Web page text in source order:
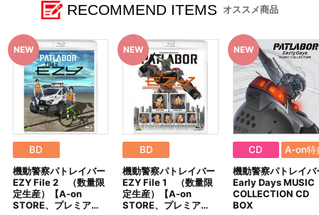
DISC 7: 1999・PATLABOR THE MOVIE SOUND RENWAL
／3. 暴走事件 1999 VERSION／4. 虚影の街Ⅰ 1999 VERSION／5.
HOS 1999 REMIX／6. 虚影の街Ⅱ 1999 VERSION／7. 政府広報
1999 REMIX／8. GEGE 1999 REMIX／9. 虚影の街Ⅲ 1999
VERSION／10. 虚影の街Ⅳ 1999 VERSION／11. 共鳴 1999
VERSION／12. 出撃命令 1999 VERSION／13. 突入 1999
VERSION／14. ID:666 1999 REMIX／15. 方舟 1999 VERSION／
16. バベルの崩壊 1999 VERSION／17. 朝陽の中へ 1999 VERSION
／18. Arise／19. Night Stalkers／20. Northern Girl／21. 湾岸
BREAK
DISC 8: HEADGEAR PRESENTS 「機動警察パトレイバー」 CD
BOX DELUXE DISC 1
1. 未来派Lovers／2. 機動警察パトレイバー／3. PATLABOR ’99／
4. Close to You／5. 涙のハングルドール／6. Never So Sweet／7.
期にご注文の受付を終了させていただくことがございます。
※「在庫がありません」表示後も、ご注文のキャンセルや支払い
期限切れが発生した際は販売を再開させていただく場合がございま
す。あらかじめご了承ください。
※仕様等は予告なく変更となる場合がございます。
※撮影環境やご利用のモニター環境により、実物と多少異なって
見える場合がございます。
※商品画像はイメージです。実際の仕様とは異なる場合がござい
ます。あらかじめご了承ください。
※すでにご注文しているかのご確認には、「マイページ」→「ご
注文履歴」にてご確認いただけます。
■ご注文・お支払いについて
※ご注文は、１注文につき2個までとなります。
※本商品のご注文はバンダイナムコフィルムワークス公式ショッ
プ『A-on STORE』が承り、発送を行います。
なお、ご注文には、バンダイナムコフィルムワークス公式ショ
RECOMMEND ITEMS オススメ商品
BD
機動警察パトレイバー
EZY File 2 （数量限
定生産）【A-on
STORE、プレミア…
BD
機動警察パトレイバー
EZY File 1 （数量限
定生産）【A-on
STORE、プレミア…
CD
A-on特
機動警察パトレイバ
Early Days MUSIC
COLLECTION CD
BOX